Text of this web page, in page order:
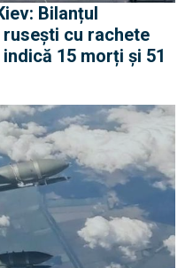
Bilanțul
cu rachete
15 morți și 51